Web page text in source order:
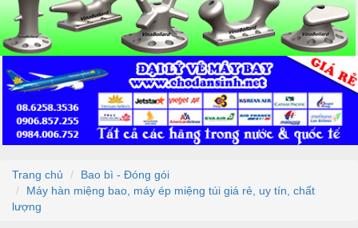
Trang chủ
Bao bì - Đóng gói
Máy hàn miệng bao, máy ép miệng túi giá rẻ, uy tín, chất
lượng